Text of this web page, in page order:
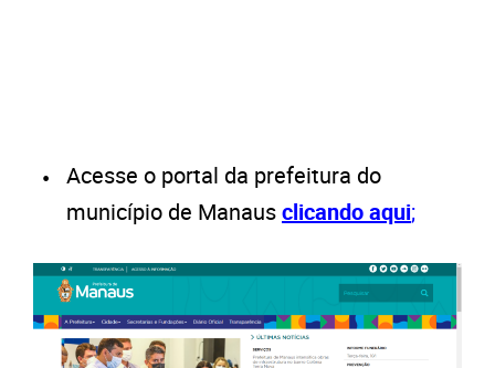
Acesse o portal da prefeitura do
município de Manausclicando aqui;